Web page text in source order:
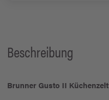
Beschreibung
Brunner Gusto II Küchenzelt